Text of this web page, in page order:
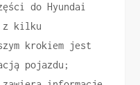
do Hyundai
z kilku
krokiem jest
pojazdu;